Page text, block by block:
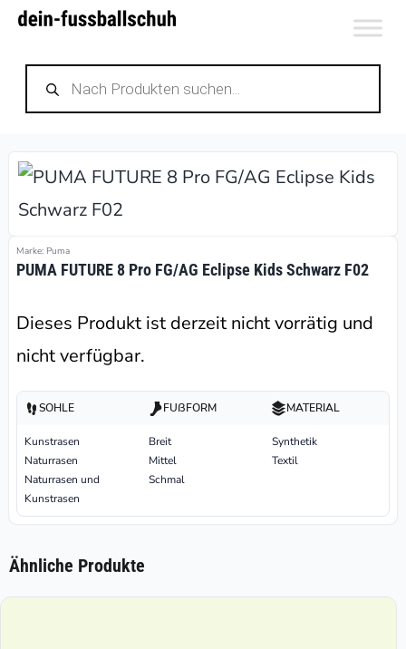
Zum
springen
Products
search
Marke: Puma
PUMA FUTURE 8 Pro FG/AG Eclipse Kids Schwarz F02
Dieses Produkt ist derzeit nicht vorrätig und
nicht verfügbar.
SOHLE
Kunstrasen
Naturrasen
Naturrasen und
Kunstrasen
FUßFORM
Breit
Mittel
Schmal
MATERIAL
Synthetik
Textil
Ähnliche Produkte